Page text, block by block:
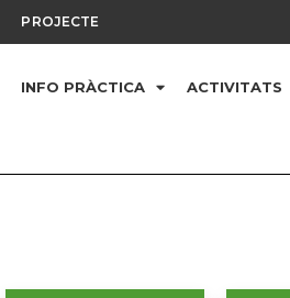
PROJECTE
INFO PRÀCTICA ACTIVITATS